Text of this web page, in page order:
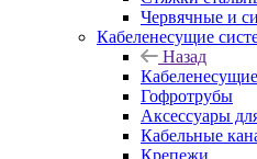
Червячные и
Кабеленесущие
Назад
Гофротрубы
Аксессуары
Кабельные
Крепежи